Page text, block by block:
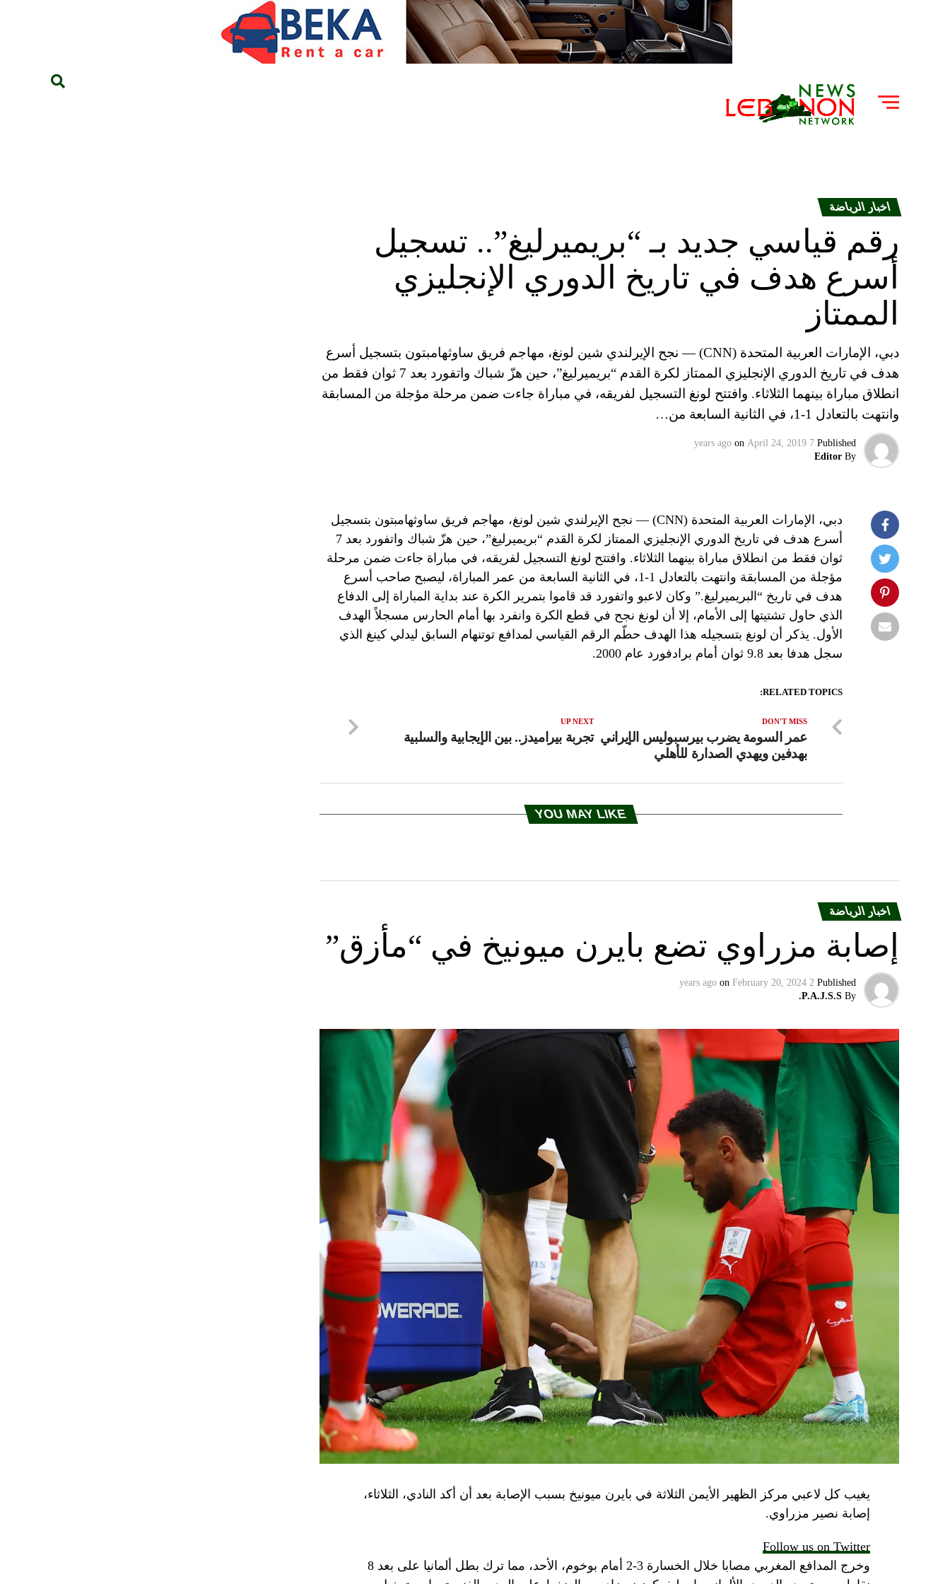
اخبار الرياضة
رقم قياسي جديد بـ “بريميرليغ”.. تسجيل
أسرع هدف في تاريخ الدوري الإنجليزي
الممتاز
دبي، الإمارات العربية المتحدة (CNN) — نجح الإيرلندي شين ‬لونغ، مهاجم فريق ساوثهامبتون بتسجيل أسرع
هدف في تاريخ الدوري الإنجليزي الممتاز لكرة القدم “بريميرليغ”، حين هزّ شباك واتفورد بعد 7 ثوان فقط من
انطلاق مباراة بينهما الثلاثاء. وافتتح لونغ التسجيل لفريقه، في مباراة جاءت ضمن مرحلة مؤجلة من المسابقة
وانتهت بالتعادل 1-1، في الثانية السابعة من…
Published
7 years ago
on April 24, 2019
By
Editor
دبي، الإمارات العربية المتحدة (CNN) — نجح الإيرلندي شين ‬لونغ، مهاجم فريق ساوثهامبتون بتسجيل
أسرع هدف في تاريخ الدوري الإنجليزي الممتاز لكرة القدم “بريميرليغ”، حين هزّ شباك واتفورد بعد 7
ثوان فقط من انطلاق مباراة بينهما الثلاثاء. وافتتح لونغ التسجيل لفريقه، في مباراة جاءت ضمن مرحلة
مؤجلة من المسابقة وانتهت بالتعادل 1-1، في الثانية السابعة من عمر المباراة، ليصبح صاحب أسرع
هدف في تاريخ “البريميرليغ.” وكان لاعبو واتفورد قد قاموا بتمرير الكرة عند بداية المباراة إلى الدفاع
الذي حاول تشتيتها إلى الأمام، إلا أن لونغ نجح في قطع الكرة وانفرد بها أمام الحارس مسجلاً الهدف
الأول. يذكر أن لونغ بتسجيله هذا الهدف حطّم الرقم القياسي لمدافع توتنهام السابق ليدلي كينغ الذي
سجل هدفا بعد 9.8 ثوان أمام برادفورد عام 2000.
RELATED TOPICS:
UP NEXT
تجربة بيراميدز.. بين الإيجابية والسلبية
DON'T MISS
عمر السومة يضرب بيرسبوليس الإيراني
بهدفين ويهدي الصدارة للأهلي
YOU MAY LIKE
اخبار الرياضة
إصابة مزراوي تضع بايرن ميونيخ في “مأزق”
Published
2 years ago
on February 20, 2024
By
P.A.J.S.S.
يغيب كل لاعبي مركز الظهير الأيمن الثلاثة في بايرن ميونيخ بسبب الإصابة بعد أن أكد النادي، الثلاثاء،
إصابة نصير مزراوي.
Follow us on Twitter
وخرج المدافع المغربي مصابا خلال الخسارة 3-2 أمام بوخوم، الأحد، مما ترك بطل ألمانيا على بعد 8